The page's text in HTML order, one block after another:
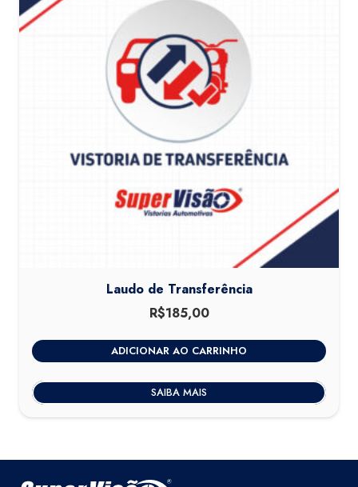
Laudo de Transferência
R$185,00
ADICIONAR AO CARRINHO
SAIBA MAIS